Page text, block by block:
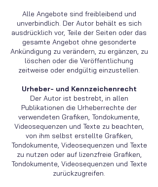
Alle Angebote sind freibleibend und
unverbindlich. Der Autor behält es sich
ausdrücklich vor, Teile der Seiten oder das
gesamte Angebot ohne gesonderte
Ankündigung zu verändern, zu ergänzen, zu
löschen oder die Veröffentlichung
zeitweise oder endgültig einzustellen.
Urheber- und Kennzeichenrecht
Der Autor ist bestrebt, in allen
Publikationen die Urheberrechte der
verwendeten Grafiken, Tondokumente,
Videosequenzen und Texte zu beachten,
von ihm selbst erstellte Grafiken,
Tondokumente, Videosequenzen und Texte
zu nutzen oder auf lizenzfreie Grafiken,
Tondokumente, Videosequenzen und Texte
zurückzugreifen.